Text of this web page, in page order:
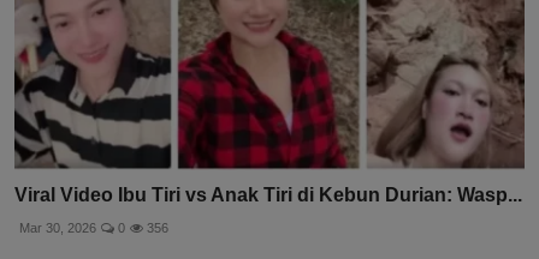
Viral Video Ibu Tiri vs Anak Tiri di Kebun Durian: Wasp...
Mar 30, 2026 0 356